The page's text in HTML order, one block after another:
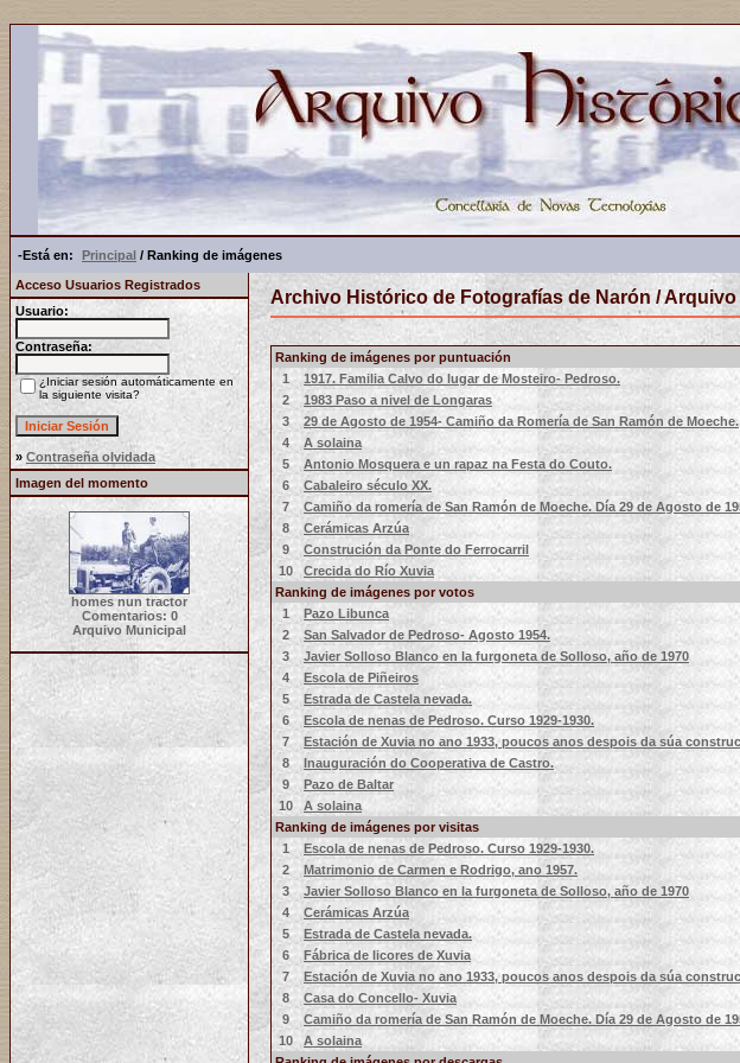
-Está en: Principal / Ranking de imágenes
Acceso Usuarios Registrados
Usuario:
Contraseña:
¿Iniciar sesión automáticamente en
la siguiente visita?
» Contraseña olvidada
Imagen del momento
homes nun tractor
Comentarios: 0
Arquivo Municipal
Archivo Histórico de Fotografías de Narón /
Ranking de imágenes por puntuación
1
1917. Familia Calvo do lugar de Mosteiro- Pedroso.
2
1983 Paso a nivel de Longaras
3
29 de Agosto de 1954- Camiño da Romería de San Ramón de Moeche.
4
A solaina
5
Antonio Mosquera e un rapaz na Festa do Couto.
6
Cabaleiro século XX.
7
Camiño da romería de San Ramón de Moeche. Día 29 de Agosto de
8
Cerámicas Arzúa
9
Construción da Ponte do Ferrocarril
10
Crecida do Río Xuvia
Ranking de imágenes por votos
1
Pazo Libunca
2
San Salvador de Pedroso- Agosto 1954.
3
Javier Solloso Blanco en la furgoneta de Solloso, año de 1970
4
Escola de Piñeiros
5
Estrada de Castela nevada.
6
Escola de nenas de Pedroso. Curso 1929-1930.
7
Estación de Xuvia no ano 1933, poucos anos despois da súa
8
Inauguración do Cooperativa de Castro.
9
Pazo de Baltar
10
A solaina
Ranking de imágenes por visitas
1
Escola de nenas de Pedroso. Curso 1929-1930.
2
Matrimonio de Carmen e Rodrigo, ano 1957.
3
Javier Solloso Blanco en la furgoneta de Solloso, año de 1970
4
Cerámicas Arzúa
5
Estrada de Castela nevada.
6
Fábrica de licores de Xuvia
7
Estación de Xuvia no ano 1933, poucos anos despois da súa
8
Casa do Concello- Xuvia
9
Camiño da romería de San Ramón de Moeche. Día 29 de Agosto de
10
A solaina